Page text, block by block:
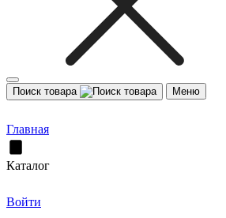
Поиск товара Меню
Главная
Каталог
Войти